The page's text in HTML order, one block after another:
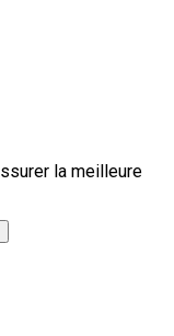
la meilleure